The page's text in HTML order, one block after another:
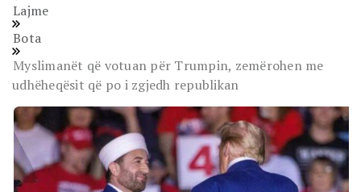
Lajme
Bota
Myslimanët që votuan për Trumpin, zemërohen me
udhëheqësit që po i zgjedh republikan